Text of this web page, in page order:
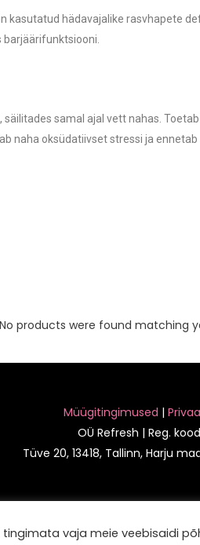
kasutatud hädavajalike rasvhapete
samal ajal vett nahas.
naha oksüdatiivset stressi ja
No products were found matching
Müügitingimused |
OÜ Refresh | Reg.
Tüve 20, 13418, Tallinn, Harju
Copyright © 2026
vaja meie veebisaidi